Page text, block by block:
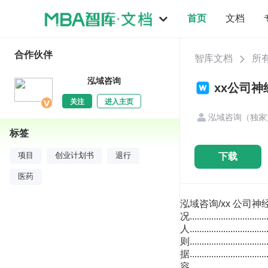
首页 文档
智库文档 所
xx公司神
泓域咨询（独家
下载
泓域咨询/xx 公司神经退行性疾病药物项目创业计划书 目录 第一章 项目概况....................................................................................................6 一、 项目名称及投资人...........................................................................................6 二、 编制原则...........................................................................................................6 三、 编制依据...........................................................................................................7 四、 编制范围及内容...............................................................................................7 五、 项目建设背景...................................................................................................7 六、 结论分析...........................................................................................................7 主要经济指标一览表................................................................................................9 第二章 建筑工程技术方案..................................................................................12 一、 项目工程设计总体要求.................................................................................12 二、 建设方案.........................................................................................................13 三、 建筑工程建设指标.........................................................................................14 建筑工程投资一览表..............................................................................................14 四、 项目选址原则.................................................................................................15 五、 项目选址综合评价.........................................................................................16 第三章 建设内容与产品方案..............................................................................17 一、 建设规模及主要建设内容.............................................................................17 二、 产品规划方案及生产纲领.............................................................................17 产品规划方案一览表..............................................................................................17 第四章 法人治理..................................................................................................19 泓域咨询/xx 公司神经退行性疾病药物项目创业计划书 一、 股东权利及义务.............................................................................................19 二、 董事.................................................................................................................21 三、 高级管理人员.................................................................................................25 四、 监事.................................................................................................................27 第五章 SWOT 分析说明
合作伙伴
泓域咨询
关注 进入主页
标签
项目 创业计划书 退行
医药